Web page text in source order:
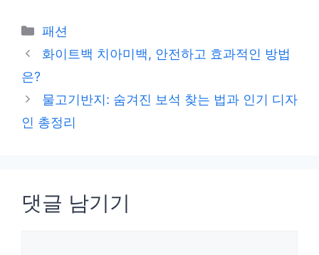
카
테
패션
화이트백 치아미백, 안전하고 효과적인 방법
은?
물고기반지: 숨겨진 보석 찾는 법과 인기 디자
인 총정리
댓글 남기기